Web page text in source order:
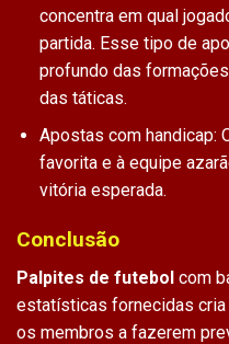
concentra em qual
partida. Esse tipo de
profundo das
das táticas.
Apostas com handicap:
favorita e à equipe
vitória esperada.
Conclusão
Palpites de futebol com
estatísticas fornecidas cria
os membros a fazerem